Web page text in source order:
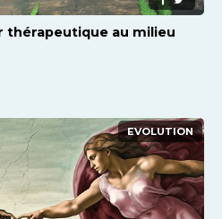
thérapeutique au milieu
EVOLUTION